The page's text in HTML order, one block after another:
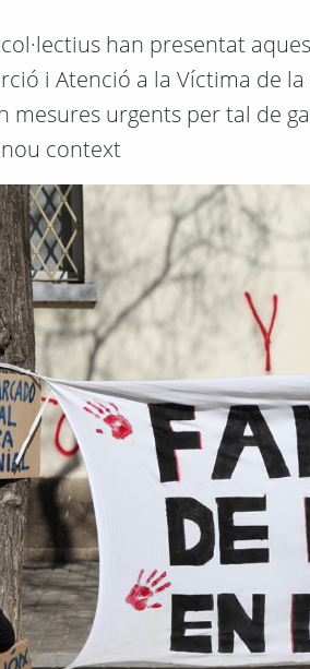
han presentat
i Atenció a la Víctima de
mesures urgents per tal de
context